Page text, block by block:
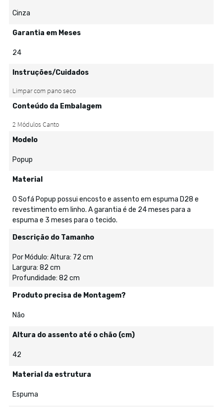
Cinza
Garantia em Meses
24
Instruções/Cuidados
Conteúdo da Embalagem
Modelo
Popup
Material
O Sofá Popup possui encosto e assento em espuma D28 e
revestimento em linho. A garantia é de 24 meses para a
espuma e 3 meses para o tecido.
Descrição do Tamanho
Por Módulo: Altura: 72 cm
Largura: 82 cm
Profundidade: 82 cm
Produto precisa de Montagem?
Não
Altura do assento até o chão (cm)
42
Material da estrutura
Espuma